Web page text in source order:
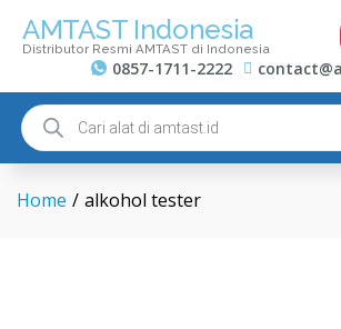
AMTAST Indonesia
Distributor Resmi AMTAST di Indonesia
0857-1711-2222
Home / alkohol tester